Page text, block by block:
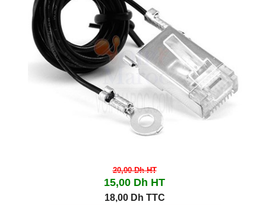
20,00 DhHT
15,00 Dh HT
18,00 Dh TTC